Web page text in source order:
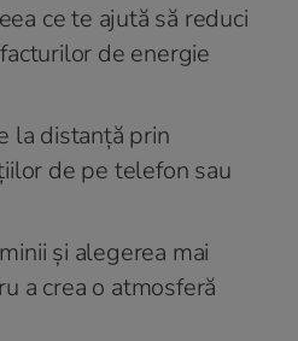
ce te ajută să reduci
de energie
la distanță prin
de pe telefon sau
și alegerea mai
a crea o atmosferă